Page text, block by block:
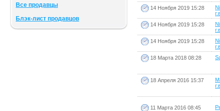
Все продавцы
Блэк-лист продавцов
14 Ноября 2019 15:28
14 Ноября 2019 15:28
14 Ноября 2019 15:28
18 Марта 2018 08:28
18 Апреля 2016 15:37
11 Марта 2016 08:45